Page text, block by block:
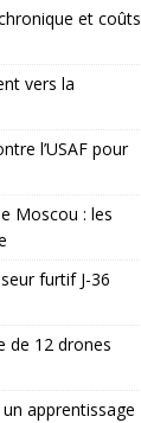
et coûts
vers la
l’USAF pour
Moscou : les
furtif J-36
de 12 drones
apprentissage